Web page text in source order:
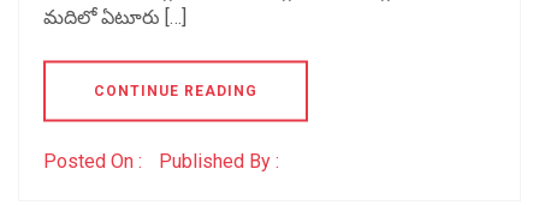
మదిలో ఏటూరు […]
CONTINUE READING
Posted On : Published By :